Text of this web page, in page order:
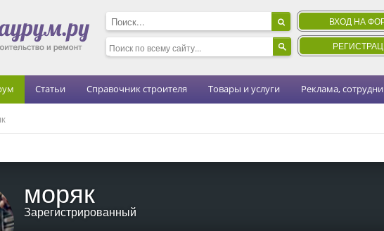
ВХОД НА
Статьи Справочник строителя Товары и услуги Реклама,
моряк
Зарегистрированный